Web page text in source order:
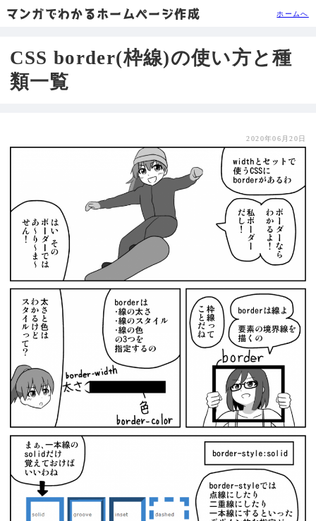
マンガでわかるホームページ作成 ホームへ
CSS border(枠線)の使い方と種
類一覧
2020年06月20日